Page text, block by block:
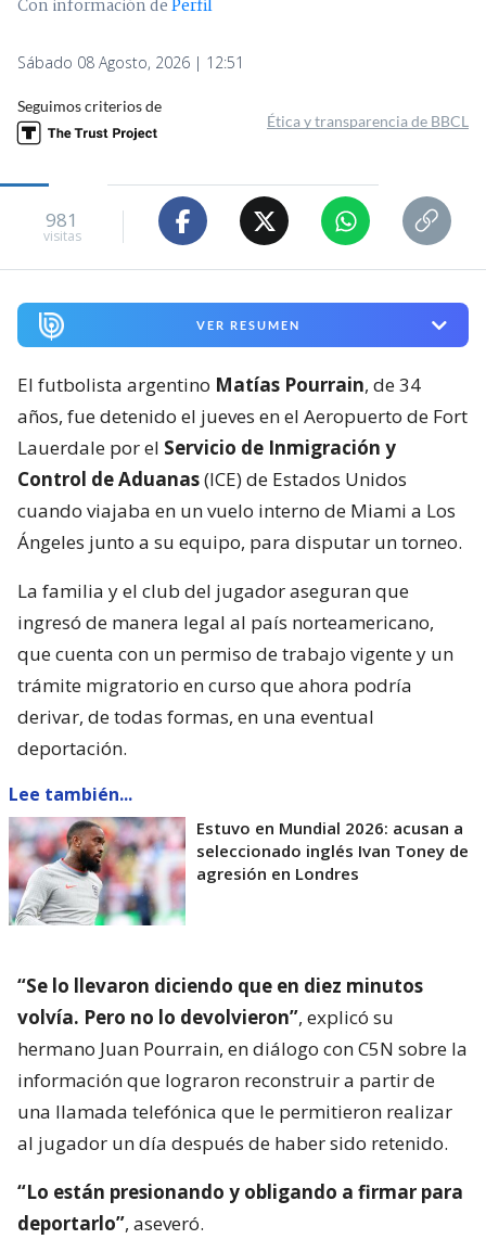
Con información dePerfil
Sábado 08 Agosto, 2026 | 12:51
Seguimos criterios de
Ética y transparencia de BBCL
981
visitas
VER RESUMEN
El futbolista argentino Matías Pourrain, de 34
años, fue detenido el jueves en el Aeropuerto de Fort
Lauerdale por el Servicio de Inmigración y
Control de Aduanas(ICE) de Estados Unidos
cuando viajaba en un vuelo interno de Miami a Los
Ángeles junto a su equipo, para disputar un torneo.
La familia y el club del jugador aseguran que
ingresó de manera legal al país norteamericano,
que cuenta con un permiso de trabajo vigente y un
trámite migratorio en curso que ahora podría
derivar, de todas formas, en una eventual
deportación.
Lee también...
Estuvo en Mundial 2026: acusan a
seleccionado inglés Ivan Toney de
agresión en Londres
“Se lo llevaron diciendo que en diez minutos
volvía. Pero no lo devolvieron”, explicó su
hermano Juan Pourrain, en diálogo con C5N sobre la
información que lograron reconstruir a partir de
una llamada telefónica que le permitieron realizar
al jugador un día después de haber sido retenido.
“Lo están presionando y obligando a firmar para
deportarlo”, aseveró.